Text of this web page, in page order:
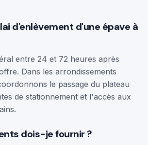
d'enlèvement d'une épave à
entre 24 et 72 heures après
Dans les arrondissements
le passage du plateau
de stationnement et l'accès aux
dois-je fournir ?